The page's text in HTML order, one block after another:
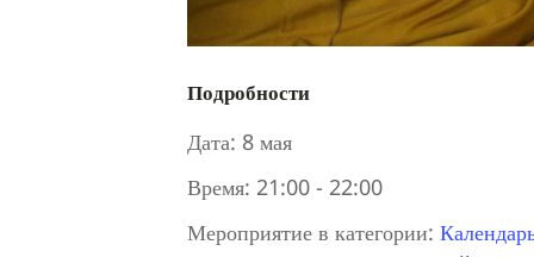
Подробности
Дата: 8 мая
Время: 21:00 - 22:00
Мероприятие в категории: